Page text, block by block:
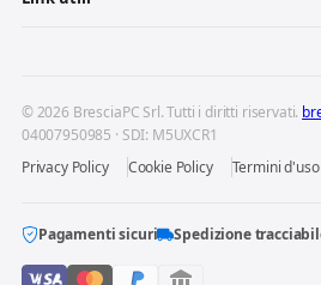
© 2026 BresciaPC Srl. Tutti i diritti riservati.
04007950985 · SDI: M5UXCR1
Privacy Policy
Cookie Policy Termini d'uso
Pagamenti sicuri Spedizione